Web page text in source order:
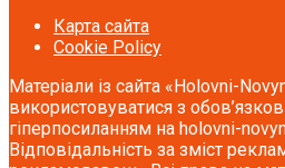
Карта сайта
Cookie Policy
Матеріали із сайта «Holovni-
використовуватися з
гіперпосиланням на holovni-
Відповідальність за зміст